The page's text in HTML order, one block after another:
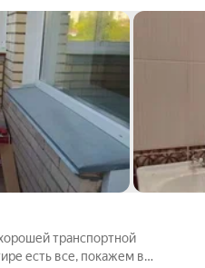
транспортной
есть все, покажем в